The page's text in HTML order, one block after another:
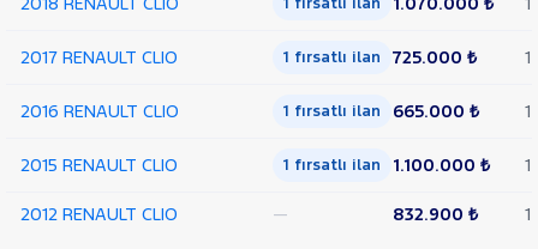
1 fırsatlı ilan
2017 RENAULT CLIO 1 fırsatlı ilan 725.000 ₺ 1
2016 RENAULT CLIO 1 fırsatlı ilan 665.000 ₺ 1
2015 RENAULT CLIO 1 fırsatlı ilan 1.100.000 ₺ 1
2012 RENAULT CLIO — 832.900 ₺ 1